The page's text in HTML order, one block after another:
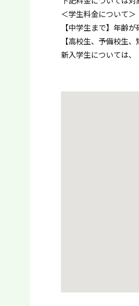
＜学生料金について＞
【中学生まで】年齢
【高校生、予備校生
新入学生については、